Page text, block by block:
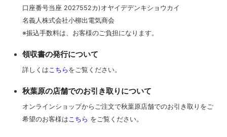
口座番号当座 2027552カ)オヤイデデンキショウカイ
名義人株式会社小柳出電気商会
※振込手数料は、お客様のご負担になります。
領収書の発行について
詳しくはこちら をご覧ください。
秋葉原の店舗でのお引き取りについて
オンラインショップからご注文で秋葉原店舗でのお引き取りをご
希望のお客様はこちら をご覧ください。